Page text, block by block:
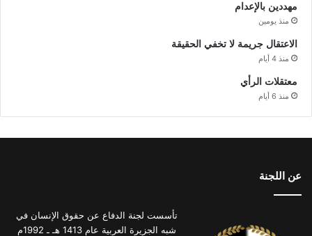
مهددين بالإعدام
منذ يومين
الاعتقال جريمة لا تخفي الحقيقة
منذ 4 أيام
معتقلات الرأي
منذ 6 أيام
عن اللجنة
تأسست لجنة الدفاع عن حقوق الإنسان في
شبه الجزيرة العربية عام 1413 هـ ـ 1992م